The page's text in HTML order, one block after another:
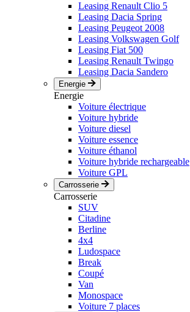
Leasing Renault Clio 5
Leasing Dacia Spring
Leasing Peugeot 2008
Leasing Volkswagen Golf
Leasing Fiat 500
Leasing Renault Twingo
Leasing Dacia Sandero
Energie
Energie
Voiture électrique
Voiture hybride
Voiture diesel
Voiture essence
Voiture éthanol
Voiture hybride rechargeable
Voiture GPL
Carrosserie
Carrosserie
SUV
Citadine
Berline
4x4
Ludospace
Break
Coupé
Van
Monospace
Voiture 7 places